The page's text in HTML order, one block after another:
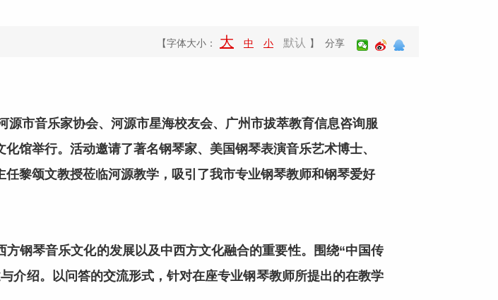
【字体大小： 大 中 小 默认 】 分享
市音乐家协会、河源市星海校友会、广州市拔萃教育信息咨询服
馆举行。活动邀请了著名钢琴家、美国钢琴表演音乐艺术博士、
黎颂文教授莅临河源教学，吸引了我市专业钢琴教师和钢琴爱好
琴音乐文化的发展以及中西方文化融合的重要性。围绕“中国传
介绍。以问答的交流形式，针对在座专业钢琴教师所提出的在教学